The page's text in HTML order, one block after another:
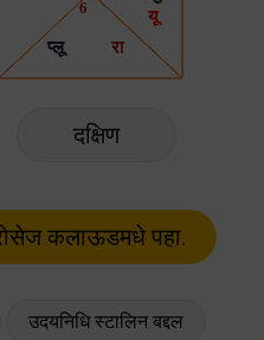
दक्षिण
उदयनिधि स्टालिन बद्दल